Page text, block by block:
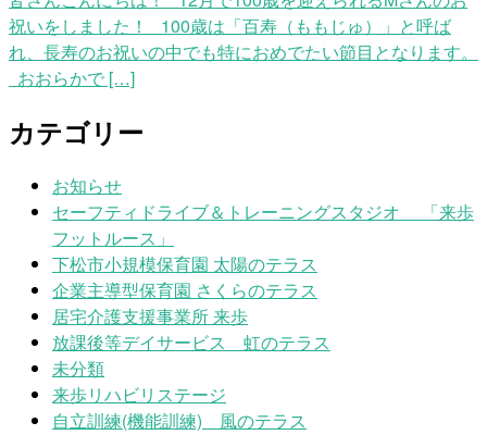
祝いをしました！ 100歳は「百寿（ももじゅ）」と呼ば
れ、長寿のお祝いの中でも特におめでたい節目となります。
おおらかで […]
カテゴリー
お知らせ
セーフティドライブ＆トレーニングスタジオ 「来歩
フットルース」
下松市小規模保育園 太陽のテラス
企業主導型保育園 さくらのテラス
居宅介護支援事業所 来歩
放課後等デイサービス 虹のテラス
未分類
来歩リハビリステージ
自立訓練(機能訓練) 風のテラス